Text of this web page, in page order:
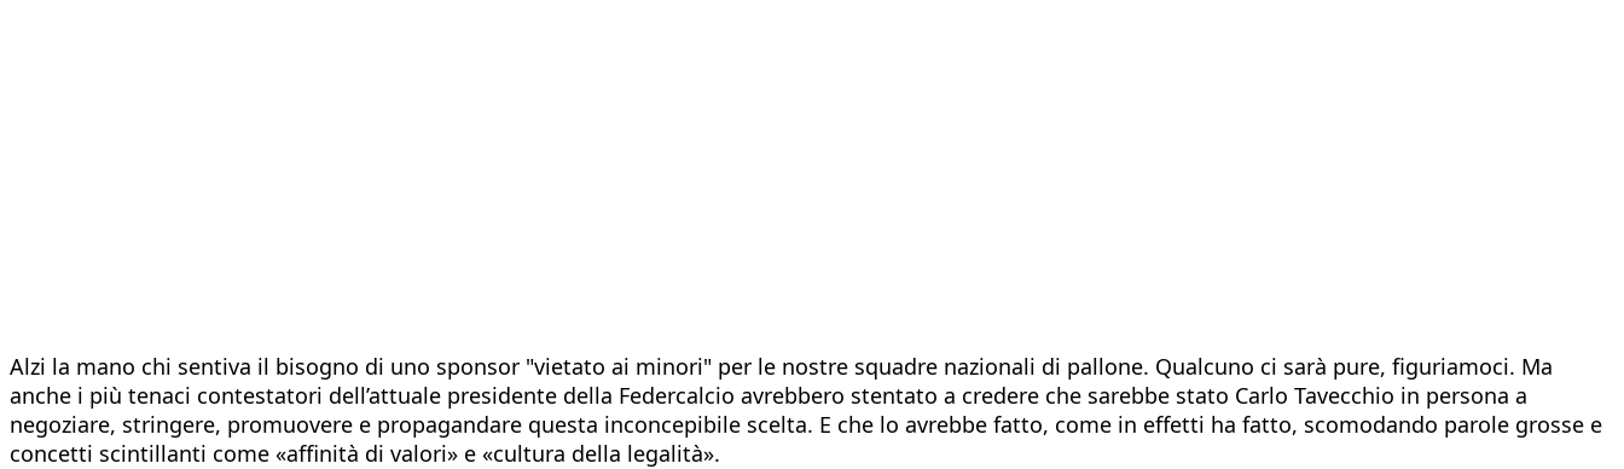
Alzi la mano chi sentiva il bisogno di uno sponsor "vietato ai minori" per le nostre squadre nazionali di pallone. Qualcuno ci sarà pure, figuriamoci. Ma
anche i più tenaci contestatori dell’attuale presidente della Federcalcio avrebbero stentato a credere che sarebbe stato Carlo Tavecchio in persona a
negoziare, stringere, promuovere e propagandare questa inconcepibile scelta. E che lo avrebbe fatto, come in effetti ha fatto, scomodando parole grosse e
concetti scintillanti come «affinità di valori» e «cultura della legalità».